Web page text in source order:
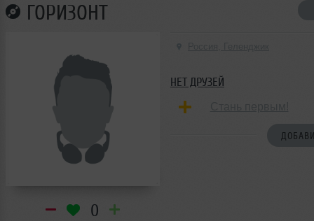
ГОРИЗОНТ
0
НЕТ ДРУЗЕЙ